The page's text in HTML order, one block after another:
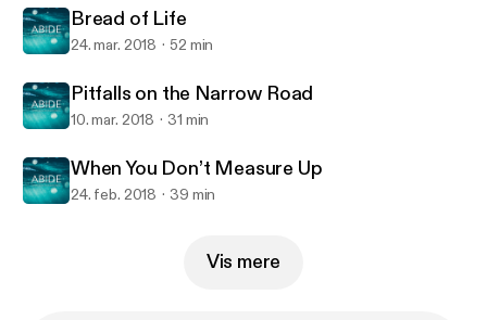
Abide
Bread of Life
24. mar. 2018 52 min
Pitfalls on the Narrow Road
10. mar. 2018 31 min
When You Don’t Measure Up
24. feb. 2018 39 min
Vis mere